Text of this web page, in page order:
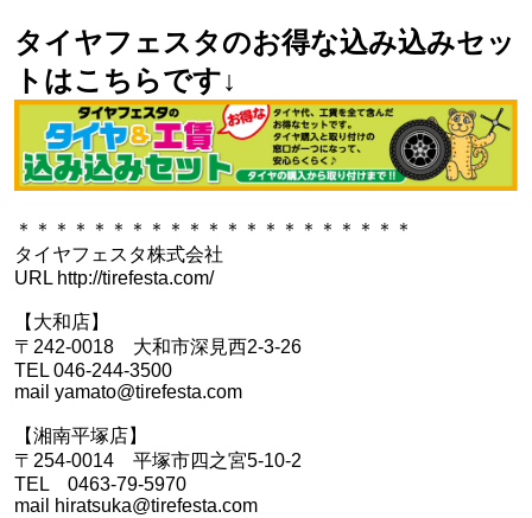
タイヤフェスタのお得な込み込みセッ
トはこちらです↓
＊＊＊＊＊＊＊＊＊＊＊＊＊＊＊＊＊＊＊＊＊
タイヤフェスタ株式会社
URL http://tirefesta.com/
【大和店】
〒242-0018 大和市深見西2-3-26
TEL 046-244-3500
mail yamato@tirefesta.com
【湘南平塚店】
〒254-0014 平塚市四之宮5-10-2
TEL 0463-79-5970
mail hiratsuka@tirefesta.com